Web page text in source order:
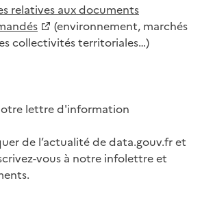
relatives aux documents
(environnement, marchés
collectivités territoriales…)
lettre d'information
de l’actualité de data.gouv.fr et
vous à notre infolettre et